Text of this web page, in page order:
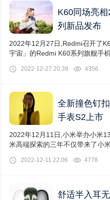
K60同场亮
列新品发布
2022年12月27日,Redmi召开了
宇宙」的Redmi K60系列旗舰手
2023年早春系列的Redmi
青春版拥有好颜、好手感,让青春
2022-12-27 20:39 4356
全新撞色钉
手表S2上市
2022年12月11日,小米举办小米
米高端探索的三年不仅带来了小
带来简约有质感,轻薄更优雅的
技精巧融入时尚审美之中,同时也
2022-12-11 22:06 4778
舒适半入耳